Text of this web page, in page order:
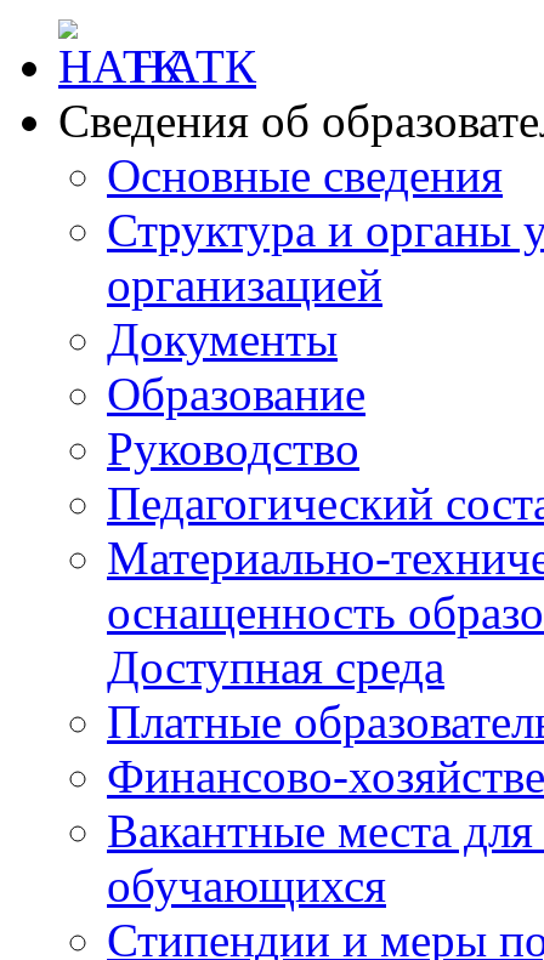
НАТК
Сведения об
Основные сведения
Структура и органы
организацией
Документы
Образование
Руководство
Педагогический
Материально-
оснащенность
Доступная среда
Платные
Финансово-
Вакантные места
обучающихся
Стипендии и меры